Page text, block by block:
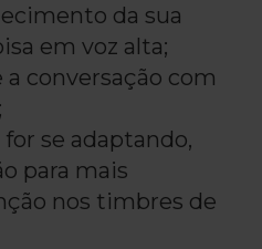
da sua
em voz alta;
conversação com
se adaptando,
para mais
nos timbres de